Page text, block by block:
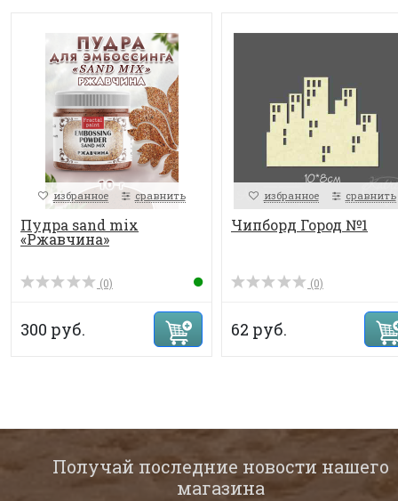
избранное сравнить
Пудра sand mix
«Ржавчина»
(0)
300 руб.
избранное сравнить
Чипборд Город №1
(0)
62 руб.
Получай последние новости нашего
магазина